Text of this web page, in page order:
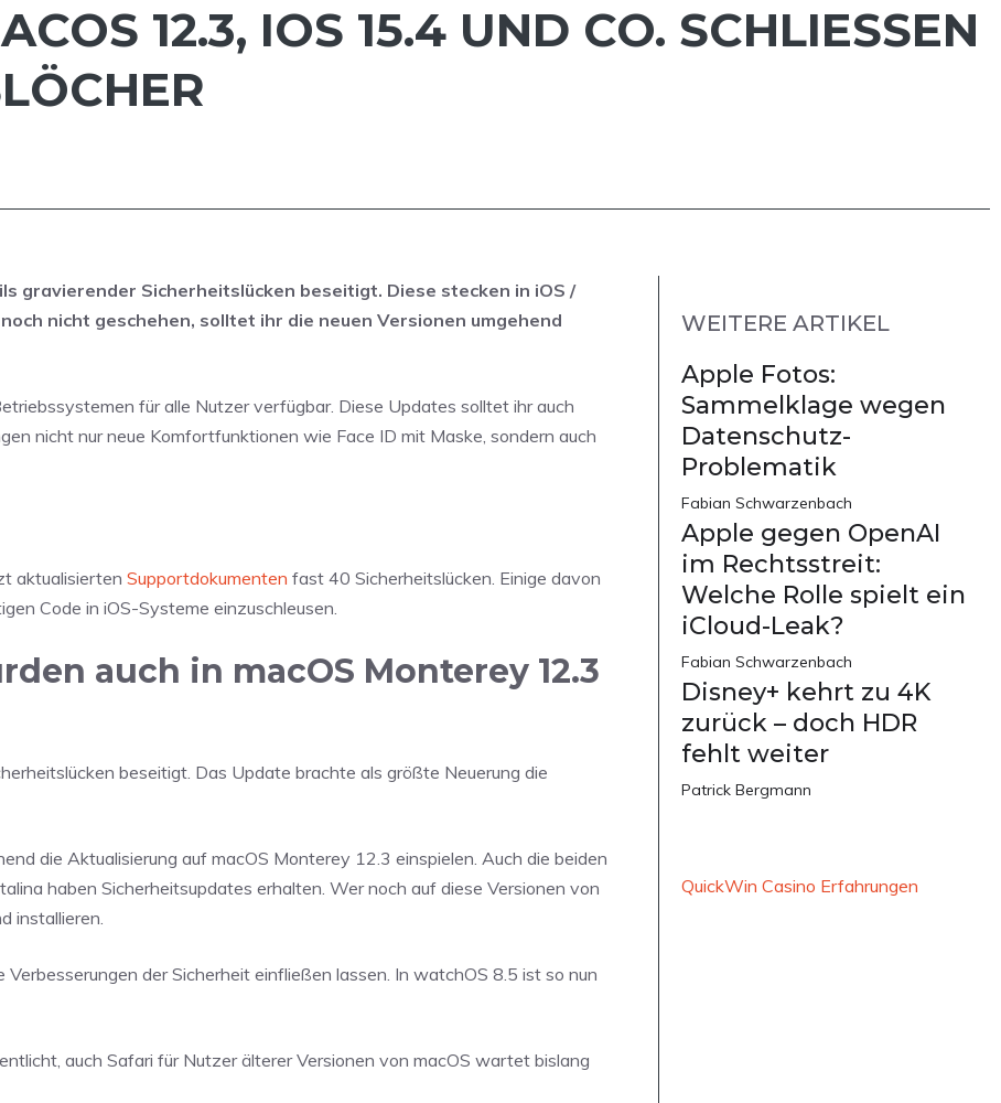
12.3, IOS 15.4 UND CO. SCHLIESSEN V
gravierender Sicherheitslücken beseitigt. Diese stecken in iOS /
nicht geschehen, solltet ihr die neuen Versionen umgehend
für alle Nutzer verfügbar. Diese Updates solltet ihr auch
nicht nur neue Komfortfunktionen wie Face ID mit Maske, sondern auch
aktualisierten Supportdokumenten fast 40 Sicherheitslücken. Einige davon
Code in iOS-Systeme einzuschleusen.
auch in macOS Monterey 12.3
beseitigt. Das Update brachte als größte Neuerung die
die Aktualisierung auf macOS Monterey 12.3 einspielen. Auch die beiden
haben Sicherheitsupdates erhalten. Wer noch auf diese Versionen von
installieren.
der Sicherheit einfließen lassen. In watchOS 8.5 ist so nun
auch Safari für Nutzer älterer Versionen von macOS wartet bislang
WEITERE ARTIKEL
Apple Fotos:
Sammelklage wegen
Datenschutz-
Problematik
Fabian Schwarzenbach
Apple gegen OpenAI
im Rechtsstreit:
Welche Rolle spielt ein
iCloud-Leak?
Fabian Schwarzenbach
Disney+ kehrt zu 4K
zurück – doch HDR
fehlt weiter
Patrick Bergmann
QuickWin Casino Erfahrungen